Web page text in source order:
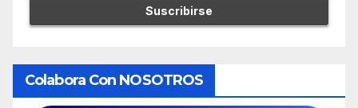
Colabora Con NOSOTROS